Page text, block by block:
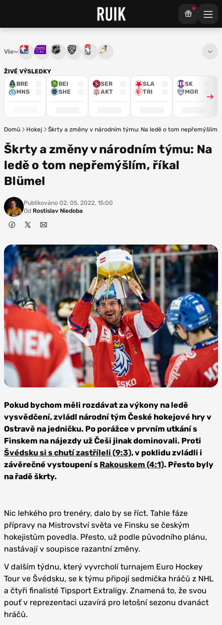
ŽIVÉ VÝSLEDKY
BRE
MNS
BEI
SHE
SER
AKT
SLA
TRI
SK
MOR
Vše Tipsport extraliga
Maxa ligaNHL KHL Mistrovství světa
Domů Hokej Škrty a změny v národním týmu: Na ledě o tom nepřemýšlím,
Škrty a změny v národním týmu: Na
ledě o tom nepřemýšlím, říkal
Blümel
Publikováno 02. 05. 2022, 15:00
Od Rostislav Niedoba
Chalupa, Ruik
Pokud bychom měli rozdávat za výkony na ledě
vysvědčení, zvládl národní tým České hokejové hry v
Ostravě na jedničku. Po porážce v prvním utkání s
Finskem na nájezdy už Češi jinak dominovali. Proti
Švédsku si s chutí zastříleli (9:3), v poklidu zvládli i
závěrečné vystoupení s Rakouskem (4:1). Přesto byly
na řadě škrty.
Nic lehkého pro trenéry, dalo by se říct. Tahle fáze
přípravy na Mistrovství světa ve Finsku se českým
hokejistům povedla. Přesto, už podle původního plánu,
nastávají v soupisce razantní změny.
V dalším týdnu, který vyvrcholí turnajem Euro Hockey
Tour ve Švédsku, se k týmu připojí sedmička hráčů z NHL
a čtyři finalisté Tipsport Extraligy. Znamená to, že svou
pouť v reprezentaci uzavírá pro letošní sezonu dvanáct
hráčů.